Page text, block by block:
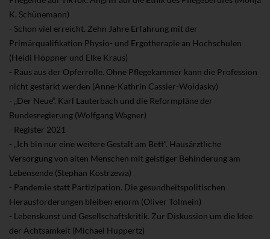
K. Schünemann)
- Schon viel erreicht. Zehn Jahre Erfahrung mit der
Primärqualifikation Physio- und Ergotherapie an Hochschulen
(Heidi Höppner und Elke Kraus)
- Raus aus der Opferrolle. Ohne Pflegekammer kann die Profession
nicht gestärkt werden (Anne-Kathrin Cassier-Woidasky)
- „Der Neue“. Karl Lauterbach und die Reformpläne der
Bundesregierung (Wolfgang Wagner)
- Register 2021
- „Ich bin nur eine weitere Gestalt am Bett“. Hausärztliche
Versorgung von alten Menschen mit geistiger Behinderung am
Lebensende (Stephan Kostrzewa)
- Pandemie statt Partizipation. Die gesundheitspolitischen
Herausforderungen bleiben enorm (Oliver Tolmein)
- Lebenskunst und Gesellschaftskritik. Zur Diskussion um die Idee
der Achtsamkeit (Michael Huppertz)